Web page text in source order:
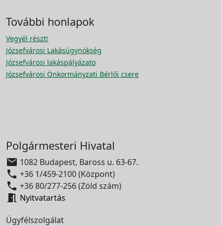
További honlapok
Vegyél részt!
Józsefvárosi Lakásügynökség
Józsefvárosi lakáspályázato
Józsefvárosi Önkormányzati Bérlői csere
Polgármesteri Hivatal
 1082 Budapest, Baross u. 63-67.
 +36 1/459-2100 (Központ)
 +36 80/277-256 (Zöld szám)
 Nyitvatartás
Ügyfélszolgálat